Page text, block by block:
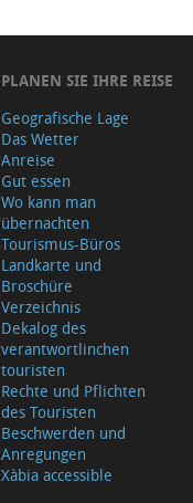
PLANEN SIE IHRE REISE
Geografische Lage
Das Wetter
Anreise
Gut essen
Wo kann man
übernachten
Tourismus-Büros
Landkarte und
Broschüre
Verzeichnis
Dekalog des
verantwortlinchen
touristen
Rechte und Pflichten
des Touristen
Beschwerden und
Anregungen
Xàbia accessible